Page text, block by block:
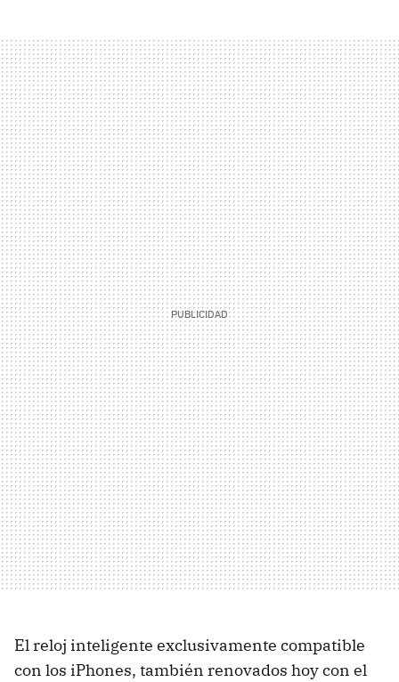
El reloj inteligente exclusivamente compatible
con los iPhones, también renovados hoy con el